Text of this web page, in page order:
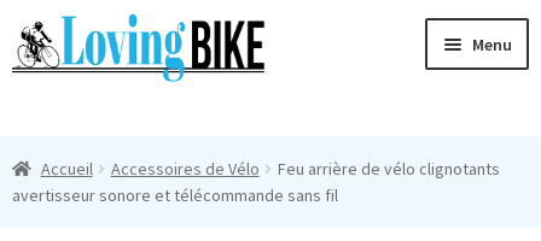
Aller
à
la
Aller
au
contenu
Menu
menu
Manches Courtes
Accueil Accessoires de Vélo
Feu arrière de vélo clignotants
avertisseur sonore et télécommande sans fil